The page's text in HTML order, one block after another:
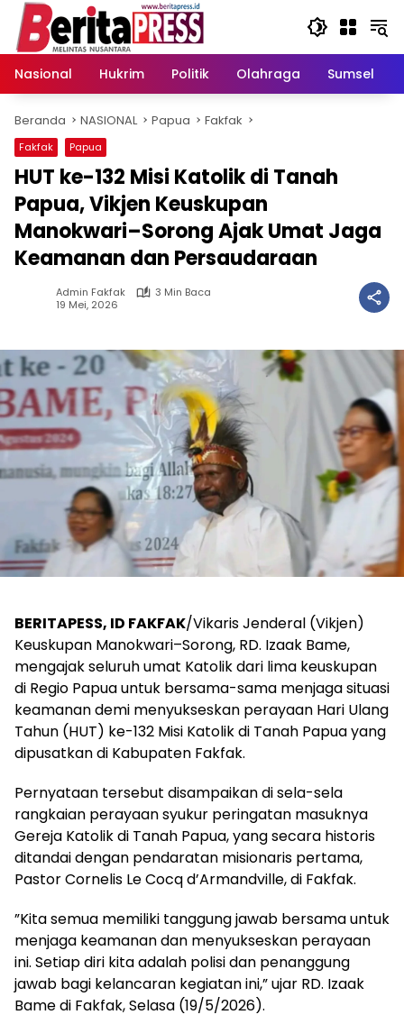
Langsung
konten
Nasional
Hukrim Politik Olahraga Sumsel
Beranda NASIONAL Papua Fakfak
Fakfak Papua
HUT ke-132 Misi Katolik di Tanah
Papua, Vikjen Keuskupan
Manokwari–Sorong Ajak Umat Jaga
Keamanan dan Persaudaraan
Admin Fakfak
3 Min Baca
19 Mei, 2026
BERITAPESS, ID FAKFAK/Vikaris Jenderal (Vikjen)
Keuskupan Manokwari–Sorong, RD. Izaak Bame,
mengajak seluruh umat Katolik dari lima keuskupan
di Regio Papua untuk bersama-sama menjaga situasi
keamanan demi menyukseskan perayaan Hari Ulang
Tahun (HUT) ke-132 Misi Katolik di Tanah Papua yang
dipusatkan di Kabupaten Fakfak.
​Pernyataan tersebut disampaikan di sela-sela
rangkaian perayaan syukur peringatan masuknya
Gereja Katolik di Tanah Papua, yang secara historis
ditandai dengan pendaratan misionaris pertama,
Pastor Cornelis Le Cocq d’Armandville, di Fakfak.
​”Kita semua memiliki tanggung jawab bersama untuk
menjaga keamanan dan menyukseskan perayaan
ini. Setiap diri kita adalah polisi dan penanggung
jawab bagi kelancaran kegiatan ini,” ujar RD. Izaak
Bame di Fakfak, Selasa (19/5/2026).